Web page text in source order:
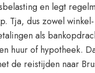
en legt
Tja, dus zowel
als
huur of hypotheek.
de reistijden naar